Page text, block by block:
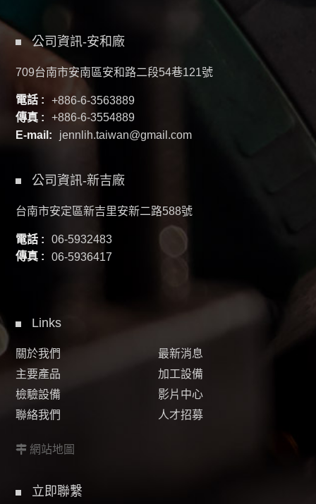
公司資訊-安和廠
709台南市安南區安和路二段54巷121號
電話 :
+886-6-3563889
傳真 :
+886-6-3554889
E-mail:
jennlih.taiwan@gmail.com
公司資訊-新吉廠
台南市安定區新吉里安新二路588號
電話 :
06-5932483
傳真 :
06-5936417
Links
關於我們
最新消息
主要產品
加工設備
檢驗設備
影片中心
聯絡我們
人才招募
網站地圖
立即聯繫